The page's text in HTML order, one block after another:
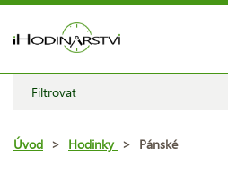
Filtrovat
Úvod > Hodinky > Pánské